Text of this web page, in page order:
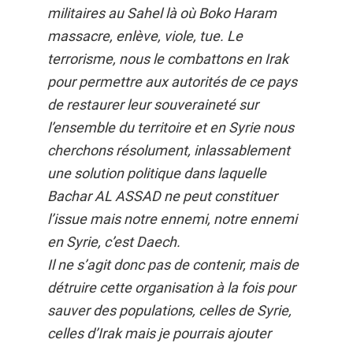
militaires au Sahel là où Boko Haram
massacre, enlève, viole, tue. Le
terrorisme, nous le combattons en Irak
pour permettre aux autorités de ce pays
de restaurer leur souveraineté sur
l’ensemble du territoire et en Syrie nous
cherchons résolument, inlassablement
une solution politique dans laquelle
Bachar AL ASSAD ne peut constituer
l’issue mais notre ennemi, notre ennemi
en Syrie, c’est Daech.
Il ne s’agit donc pas de contenir, mais de
détruire cette organisation à la fois pour
sauver des populations, celles de Syrie,
celles d’Irak mais je pourrais ajouter